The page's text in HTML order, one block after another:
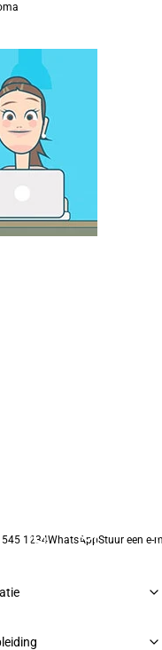
545 1234WhatsAppStuur een e-